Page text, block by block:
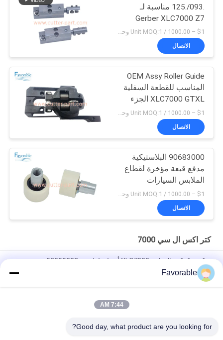
.093/.125 مناسبة لـ
Gerber XLC7000 Z7
$1 – 1000.00 / Unit MOQ:1 وحدة/وحدات negociate
الاتصال
OEM Assy Roller Guide
المناسب للقطعة السفلية
XLC7000 GTXL الجزء
94065000
$1 – 1000.00 / Unit MOQ:1 وحدة/وحدات negociate
الاتصال
90683000 البلاستيكية
مدفع قبعة مؤخرة لقطاع
الملابس السيارات
XLC7000 Z7
الاتصال
كتر اكس ال سي 7000
سكين، كوكي للقطعة XLC7000 أجزاء باراجون 92099002
/ Z7
Favorable
7:44 AM
Good day, what product are you looking for?